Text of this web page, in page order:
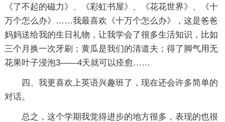
《了不起的磁力》、《彩虹书屋》、《花花世界》、《十
万个怎么办》……我最喜欢《十万个怎么办》，这是爸爸
妈妈送给我的生日礼物，让我学会了很多生活知识，比如
三个月换一次牙刷；黄瓜是我们的清道夫；得了脚气用无
花果叶子浸泡3――4天就可以痊愈……
四、我更喜欢上英语兴趣班了，现在还会许多简单的
对话。
总之，这个学期我觉得进步的地方很多，表现的也很